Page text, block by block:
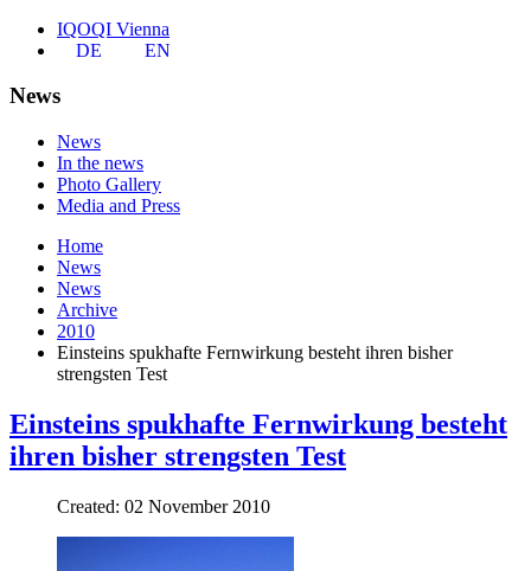
IQOQI Vienna
DE
EN
News
News
In the news
Photo Gallery
Media and Press
Home
News
News
Archive
2010
Einsteins spukhafte Fernwirkung besteht ihren bisher
strengsten Test
Einsteins spukhafte Fernwirkung besteht
ihren bisher strengsten Test
Created: 02 November 2010